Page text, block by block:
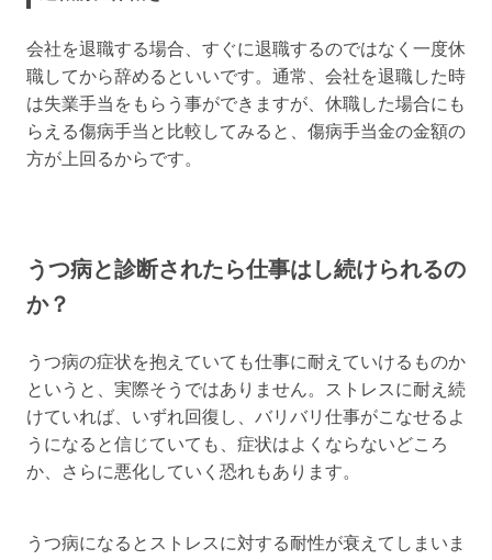
会社を退職する場合、すぐに退職するのではなく一度休
職してから辞めるといいです。通常、会社を退職した時
は失業手当をもらう事ができますが、休職した場合にも
らえる傷病手当と比較してみると、傷病手当金の金額の
方が上回るからです。
うつ病と診断されたら仕事はし続けられるの
か？
うつ病の症状を抱えていても仕事に耐えていけるものか
というと、実際そうではありません。ストレスに耐え続
けていれば、いずれ回復し、バリバリ仕事がこなせるよ
うになると信じていても、症状はよくならないどころ
か、さらに悪化していく恐れもあります。
うつ病になるとストレスに対する耐性が衰えてしまいま